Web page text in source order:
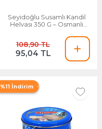
Seyidoğlu Susamlı Kandil
Helvası 350 G – Osmanlı
108,90 TL
95,04 TL
%11 İndirim